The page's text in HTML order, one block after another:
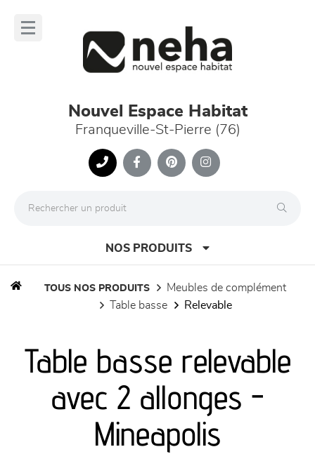
Nouvel Espace Habitat
Franqueville-St-Pierre (76)
NOS PRODUITS
séjours
meubles de complément
chambres et dressing
TOUS NOS PRODUITS
meubles de complément
table basse
relevable
Table basse relevable
avec 2 allonges -
Mineapolis